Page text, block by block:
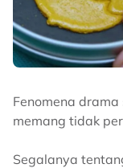
Fenomena
memang tidak
Segalanya